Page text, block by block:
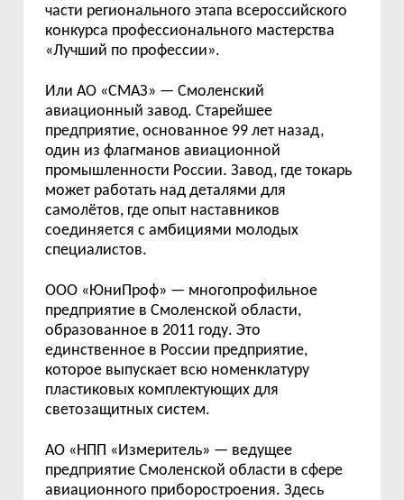
части регионального этапа всероссийского
конкурса профессионального мастерства
«Лучший по профессии».
Или АО «СМАЗ» — Смоленский
авиационный завод. Старейшее
предприятие, основанное 99 лет назад,
один из флагманов авиационной
промышленности России. Завод, где токарь
может работать над деталями для
самолётов, где опыт наставников
соединяется с амбициями молодых
специалистов.
ООО «ЮниПроф» — многопрофильное
предприятие в Смоленской области,
образованное в 2011 году. Это
единственное в России предприятие,
которое выпускает всю номенклатуру
пластиковых комплектующих для
светозащитных систем.
АО «НПП «Измеритель» — ведущее
предприятие Смоленской области в сфере
авиационного приборостроения. Здесь